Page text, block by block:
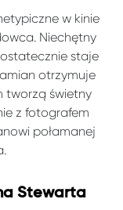
w kinie
Niechętny
staje
otrzymuje
tworzą świetny
z fotografem
połamanej
Stewarta